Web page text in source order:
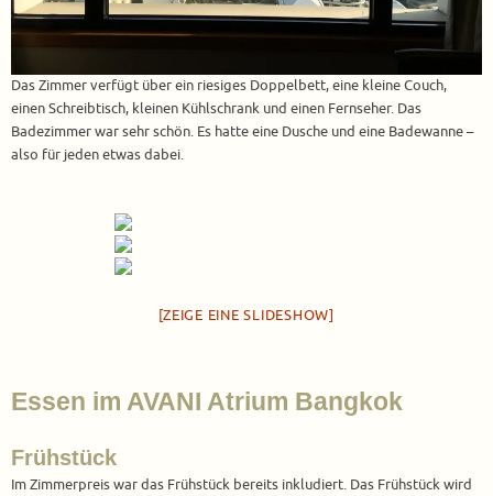
Das Zimmer verfügt über ein riesiges Doppelbett, eine kleine Couch,
einen Schreibtisch, kleinen Kühlschrank und einen Fernseher. Das
Badezimmer war sehr schön. Es hatte eine Dusche und eine Badewanne –
also für jeden etwas dabei.
[ZEIGE EINE SLIDESHOW]
Essen im AVANI Atrium Bangkok
Frühstück
Im Zimmerpreis war das Frühstück bereits inkludiert. Das Frühstück wird